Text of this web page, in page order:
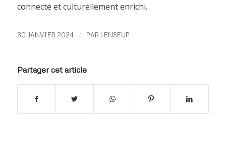
connecté et culturellement enrichi.
30 JANVIER 2024 / PAR LENSEUP
Partager cet article